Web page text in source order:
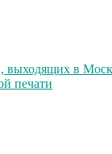
выходящих в
печати